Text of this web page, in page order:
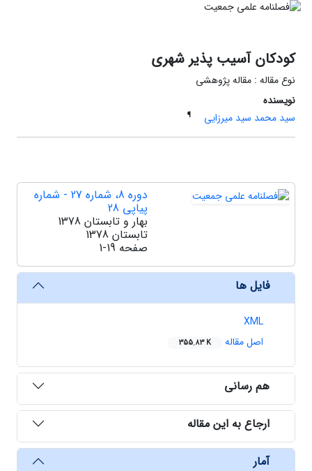
کودکان آسیب پذیر شهری
نوع مقاله : مقاله پژوهشی
نویسنده
سید محمد سید میرزایی
¶
دوره 8، شماره 27 - شماره
پیاپی 28
بهار و تابستان 1378
تابستان 1378
صفحه 1-19
فایل ها
XML
اصل مقاله
355.83 K
هم رسانی
ارجاع به این مقاله
آمار